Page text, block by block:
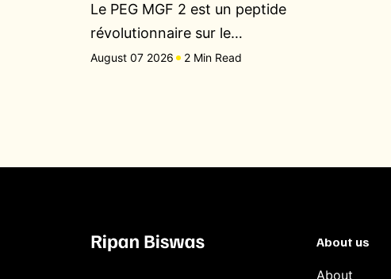
Le PEG MGF 2 est un peptide
révolutionnaire sur le…
August 07 2026 2 Min Read
About us
About